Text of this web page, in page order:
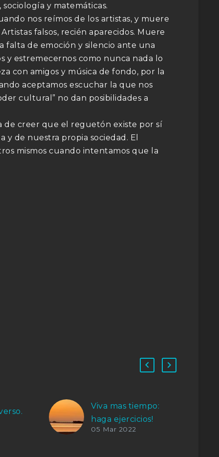
y matemáticas.
nos reímos de los artistas, y muere
falsos, recién aparecidos. Muere
falta de emoción y silencio ante una
y estremecernos como nunca nada lo
con amigos y música de fondo, por la
aceptamos escuchar la que nos
cultural” no dan posibilidades a
de creer que el reguetón existe por sí
de nuestra propia sociedad. El
mismos cuando intentamos que la
Viva mas tiempo:
haga ejercicios!
Cambiar el mundo
05 Mar 2022